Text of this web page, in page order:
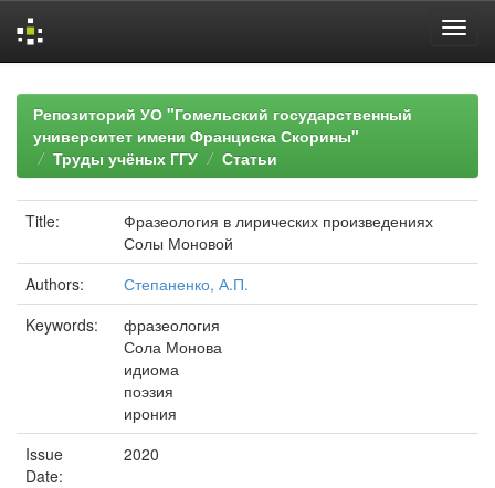
navigationРепозиторий УО "Гомельский государственный
университет имени Франциска Скорины"
Труды учёных ГГУ
Статьи
Title:
Фразеология в лирических произведениях
Солы Моновой
Authors:
Степаненко, А.П.
Keywords:
фразеология
Сола Монова
идиома
поэзия
ирония
Issue
Date:
2020